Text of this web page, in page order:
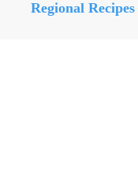
Regional Recipes